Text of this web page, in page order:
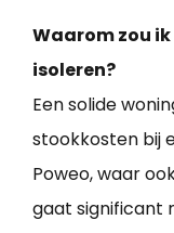
Waarom zou
isoleren?
Een solide
stookkosten bij
Poweo, waar
gaat significant